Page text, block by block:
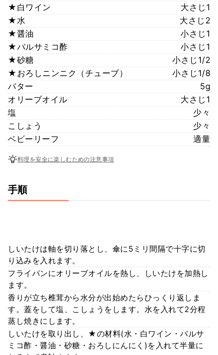
★白ワイン
大さじ1
★水
大さじ2
★醤油
小さじ1
★バルサミコ酢
小さじ1
★砂糖
小さじ1/2
★おろしニンニク（チューブ）
小さじ1/8
バター
5g
オリーブオイル
大さじ1
塩
少々
こしょう
少々
ベビーリーフ
適量
料理を安全に楽しむための注意事項
手順
しいたけは軸を切り落とし、傘に5ミリ間隔で十字に切
り込みを入れます。
フライパンにオリーブオイルを熱し、しいたけを加熱し
ます。
香りが立ち椎茸から水分が出始めたらひっくり返しま
す。蓋をして塩、こしょうをします。水を入れて2分程
蒸し焼きにします。
しいたけを取り出し、★の材料(水・白ワイン・バルサ
ミコ酢・醤油・砂糖・おろしにんにく)を入れて半量に